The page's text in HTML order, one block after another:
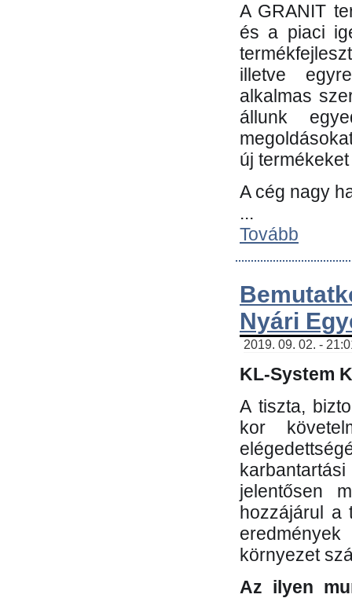
A GRANIT
és a piaci
illetve
alkalmas
állunk
új
A cég nagy
...
Tovább
Nyári
2019. 09. 02. -
KL-System
A tiszta,
kor
jelentősen
hozzájárul a
környezet
Az ilyen